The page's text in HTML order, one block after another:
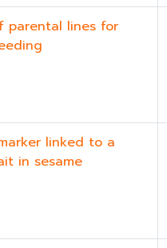
parental lines for
linked to a
in sesame